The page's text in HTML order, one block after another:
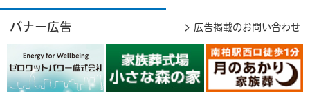
バナー広告 広告掲載のお問い合わせ